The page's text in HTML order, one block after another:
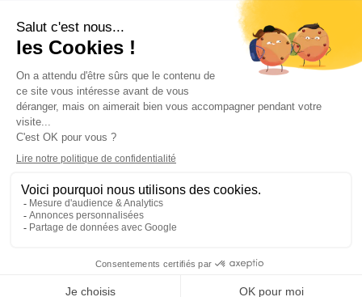
Restons en contact !
Confidentialité
Une réalisation de
Intéressé(e) ?